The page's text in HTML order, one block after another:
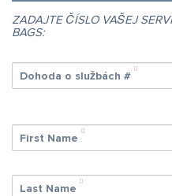
ZADAJTE ČÍSLO VAŠEJ
BAGS:
Dohoda o službách #
First Name
Last Name